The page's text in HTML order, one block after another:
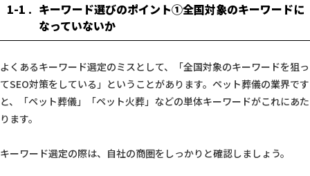
1-1
キーワード選びのポイント①全国対象のキーワードに
なっていないか
よくあるキーワード選定のミスとして、「全国対象のキーワードを狙っ
てSEO対策をしている」ということがあります。ペット葬儀の業界です
と、「ペット葬儀」「ペット火葬」などの単体キーワードがこれにあた
ります。
キーワード選定の際は、自社の商圏をしっかりと確認しましょう。